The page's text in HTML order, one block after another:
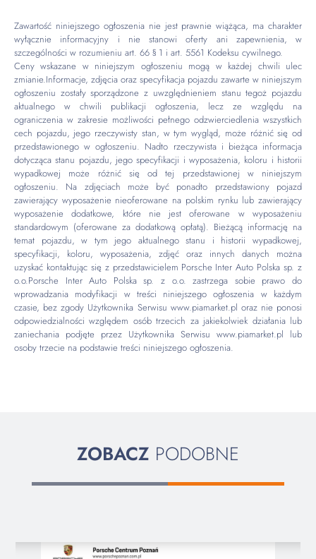
Zawartość niniejszego ogłoszenia nie jest prawnie wiążąca, ma charakter
wyłącznie informacyjny i nie stanowi oferty ani zapewnienia, w
szczególności w rozumieniu art. 66 § 1 i art. 5561 Kodeksu cywilnego.
Ceny wskazane w niniejszym ogłoszeniu mogą w każdej chwili ulec
zmianie.Informacje, zdjęcia oraz specyfikacja pojazdu zawarte w niniejszym
ogłoszeniu zostały sporządzone z uwzględnieniem stanu tegoż pojazdu
aktualnego w chwili publikacji ogłoszenia, lecz ze względu na
ograniczenia w zakresie możliwości pełnego odzwierciedlenia wszystkich
cech pojazdu, jego rzeczywisty stan, w tym wygląd, może różnić się od
przedstawionego w ogłoszeniu. Nadto rzeczywista i bieżąca informacja
dotycząca stanu pojazdu, jego specyfikacji i wyposażenia, koloru i historii
wypadkowej może różnić się od tej przedstawionej w niniejszym
ogłoszeniu. Na zdjęciach może być ponadto przedstawiony pojazd
zawierający wyposażenie nieoferowane na polskim rynku lub zawierający
wyposażenie dodatkowe, które nie jest oferowane w wyposażeniu
standardowym (oferowane za dodatkową opłatą). Bieżącą informację na
temat pojazdu, w tym jego aktualnego stanu i historii wypadkowej,
specyfikacji, koloru, wyposażenia, zdjęć oraz innych danych można
uzyskać kontaktując się z przedstawicielem Porsche Inter Auto Polska sp. z
o.o.Porsche Inter Auto Polska sp. z o.o. zastrzega sobie prawo do
wprowadzania modyfikacji w treści niniejszego ogłoszenia w każdym
czasie, bez zgody Użytkownika Serwisu www.piamarket.pl oraz nie ponosi
odpowiedzialności względem osób trzecich za jakiekolwiek działania lub
zaniechania podjęte przez Użytkownika Serwisu www.piamarket.pl lub
osoby trzecie na podstawie treści niniejszego ogłoszenia.
ZOBACZ PODOBNE